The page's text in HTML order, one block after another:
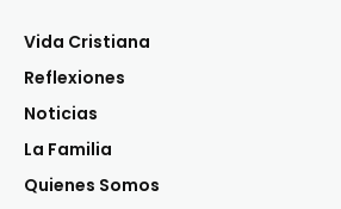
Vida Cristiana
Reflexiones
Noticias
La Familia
Quienes Somos